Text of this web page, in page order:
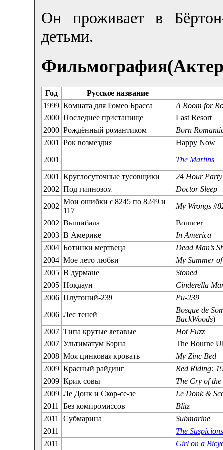
Он проживает в
детьми.
Год Русское название
1999 Комната для Ромео Брасса
A Room for
2000 Последнее пристанище
Last Resort
2000 Рождённый романтиком
Born
2001
Рок возмездия
Happy Now
2001
The Martins
2001
Круглосуточные тусовщики
24 Hour Party
2002 Под гипнозом
Doctor Sleep
2002
Мои ошибки с 8245 по 8249 и
117
My Wrongs
2002 Вышибала
Bouncer
2003 В Америке
In America
2004 Ботинки мертвеца
Dead Man’s
2004 Мое лето любви
My Summer
2005 В дурмане
Stoned
2005 Нокдаун
Cinderella
2006 Плутоний-239
Pu-239
2006 Лес теней
Bosque de
BackWoods)
2007 Типа крутые легавые
Hot Fuzz
2007 Ультиматум Борна
The Bourne
2008 Моя цинковая кровать
My Zinc Bed
2009 Красный райдинг
Red Riding:
2009 Крик совы
The Cry of
2009 Ле Донк и Скор-се-зе
Le Donk &
2011
Без компромиссов
Blitz
2011
Субмарина
Submarine
2011
The
2011
Girl on a